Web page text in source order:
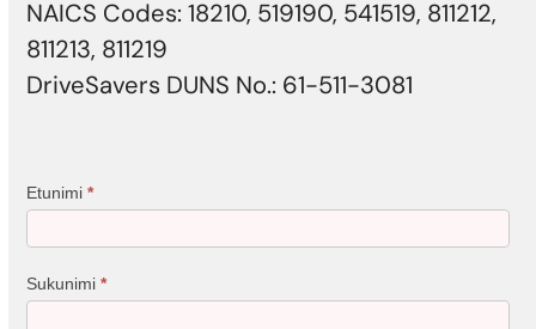
NAICS Codes: 18210, 519190, 541519, 811212,
811213, 811219
DriveSavers DUNS No.: 61-511-3081
Etunimi*
Sukunimi*